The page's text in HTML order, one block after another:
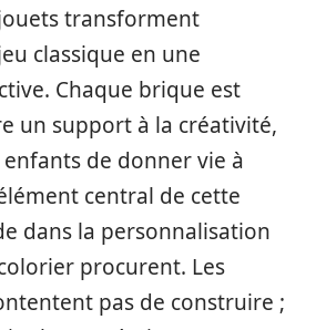
transforment
classique en une
Chaque brique est
un support à la créativité,
de donner vie à
central de cette
dans la personnalisation
procurent. Les
pas de construire ;